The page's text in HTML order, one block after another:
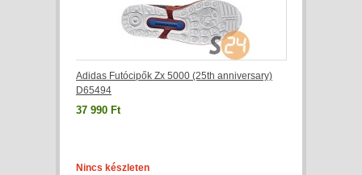
Adidas Futócipők Zx 5000 (25th anniversary)
D65494
37 990 Ft
Nincs készleten